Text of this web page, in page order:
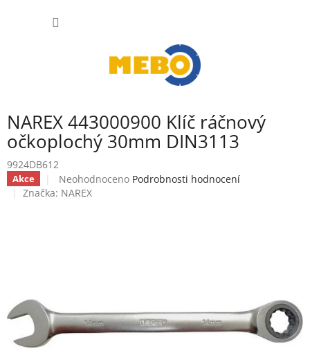
NAREX 443000900 Klíč ráčnový
očkoplochý 30mm DIN3113
9924DB612
Akce
Průměrné
hodnocení
Neohodnoceno Podrobnosti hodnocení
Značka: NAREX